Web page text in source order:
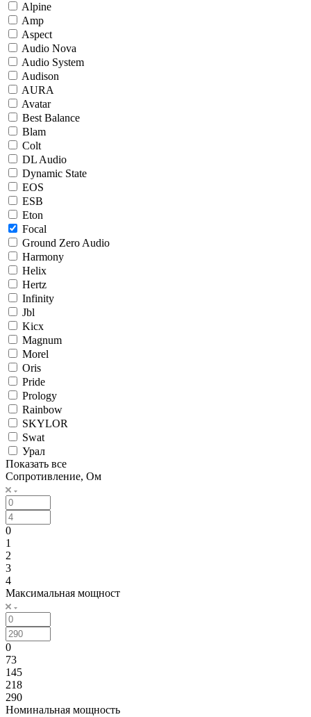
Alpine
Amp
Aspect
Audio Nova
Audio System
Audison
AURA
Avatar
Best Balance
Blam
Colt
DL Audio
Dynamic State
EOS
ESB
Eton
Focal
Ground Zero Audio
Harmony
Helix
Hertz
Infinity
Jbl
Kicx
Magnum
Morel
Oris
Pride
Prology
Rainbow
SKYLOR
Swat
Урал
Показать все
Сопротивление, Ом
0
1
2
3
4
Максимальная мощност
0
73
145
218
290
Номинальная мощность